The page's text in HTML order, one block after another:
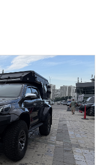
(синтетический трос),
Arctic Trucks в
TANK 300